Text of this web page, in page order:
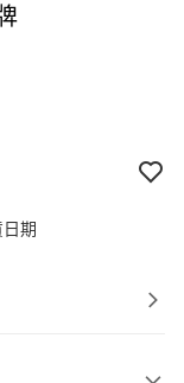
期